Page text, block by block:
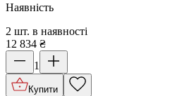
Наявність
2 шт. в наявності
12 834 ₴
1
Купити